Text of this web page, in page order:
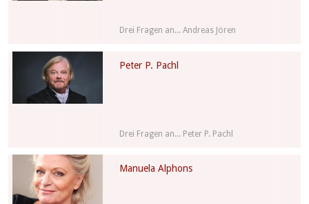
Drei Fragen an... Andreas Jören
Peter P. Pachl
Drei Fragen an... Peter P. Pachl
Manuela Alphons